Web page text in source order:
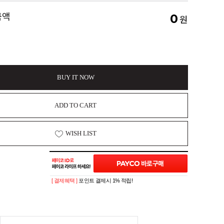
0원
BUY IT NOW
ADD TO CART
WISH LIST
[ 결제혜택 ] 포인트 결제시 1% 적립!